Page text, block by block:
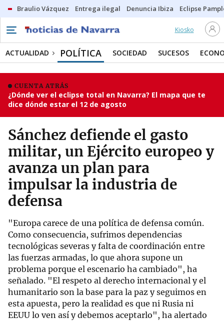
Braulio Vázquez Entrega ilegal Denuncia Ibiza Eclipse
Kiosko
ACTUALIDAD POLÍTICA SOCIEDAD SUCESOS
CUENTA ATRÁS
¿Dónde ver el eclipse total en Navarra? El mapa que te
dice dónde estar el 12 de agosto
Sánchez defiende el gasto
militar, un Ejército europeo y
avanza un plan para
impulsar la industria de
defensa
"Europa carece de una política de defensa común.
Como consecuencia, sufrimos dependencias
tecnológicas severas y falta de coordinación entre
las fuerzas armadas, lo que ahora supone un
problema porque el escenario ha cambiado", ha
señalado. "El respeto al derecho internacional y el
humanitario son la base para la paz y seguimos en
esta apuesta, pero la realidad es que ni Rusia ni
EEUU lo ven así y debemos aceptarlo", ha alertado